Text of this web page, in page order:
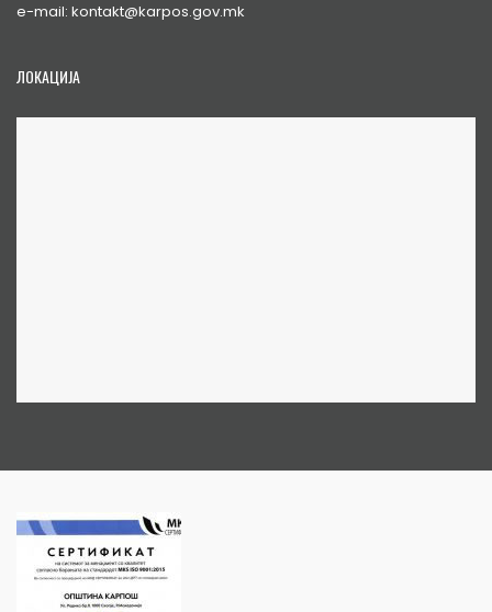
e-mail: kontakt@karpos.gov.mk
ЛОКАЦИЈА